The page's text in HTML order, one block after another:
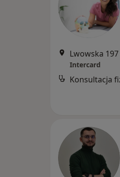
Lwowska
Intercard
Konsultacja